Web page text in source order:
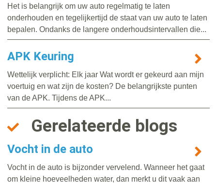
Het is belangrijk om uw auto regelmatig te laten
onderhouden en tegelijkertijd de staat van uw auto te laten
bepalen. Ondanks de langere onderhoudsintervallen die...
APK Keuring
Wettelijk verplicht: Elk jaar Wat wordt er gekeurd aan mijn
voertuig en wat zijn de kosten? De belangrijkste punten
van de APK. Tijdens de APK...
Gerelateerde blogs
Vocht in de auto
Vocht in de auto is bijzonder vervelend. Wanneer het gaat
om kleine hoeveelheden water, dan merkt u dit vaak aan